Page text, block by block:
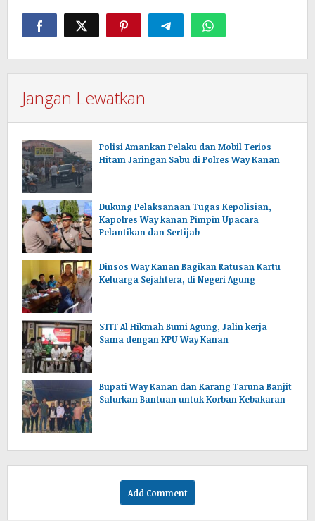
Jangan Lewatkan
Polisi Amankan Pelaku dan Mobil Terios
Hitam Jaringan Sabu di Polres Way Kanan
Dukung Pelaksanaan Tugas Kepolisian,
Kapolres Way kanan Pimpin Upacara
Pelantikan dan Sertijab
Dinsos Way Kanan Bagikan Ratusan Kartu
Keluarga Sejahtera, di Negeri Agung
STIT Al Hikmah Bumi Agung, Jalin kerja
Sama dengan KPU Way Kanan
Bupati Way Kanan dan Karang Taruna Banjit
Salurkan Bantuan untuk Korban Kebakaran
Add Comment